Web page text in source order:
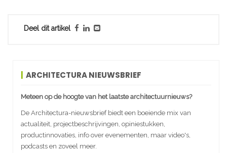
Deel dit artikel
ARCHITECTURA NIEUWSBRIEF
Meteen op de hoogte van het laatste architectuurnieuws?
De Architectura-nieuwsbrief biedt een boeiende mix van
actualiteit, projectbeschrijvingen, opiniestukken,
productinnovaties, info over evenementen, maar video's,
podcasts en zoveel meer.